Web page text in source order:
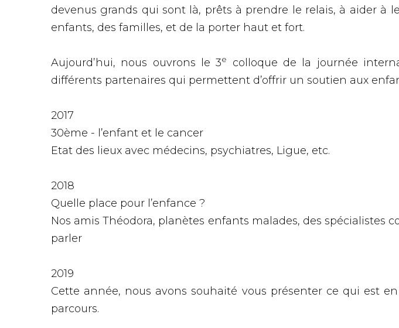
devenus grands qui sont là, prêts à prendre le relais, à aider à
enfants, des familles, et de la porter haut et fort.
Aujourd’hui, nous ouvrons le 3e
colloque de la journée
différents partenaires qui permettent d’offrir un soutien aux
2017
30ème - l’enfant et le cancer
Etat des lieux avec médecins, psychiatres, Ligue, etc.
2018
Quelle place pour l’enfance ?
Nos amis Théodora, planètes enfants malades, des spécialistes
parler
2019
Cette année, nous avons souhaité vous présenter ce qui est
parcours.